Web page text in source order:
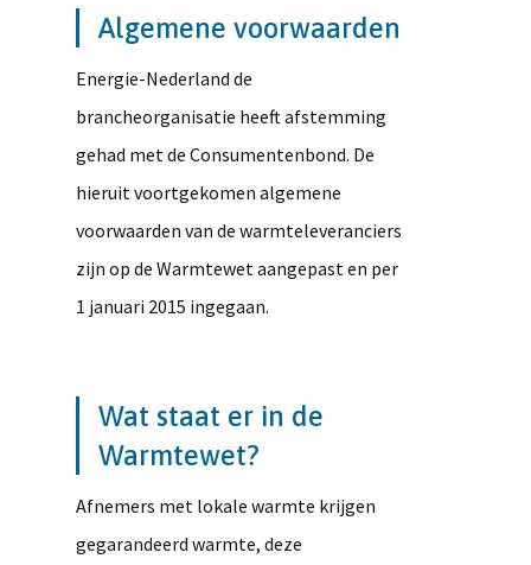
Algemene voorwaarden
Energie-Nederland de
brancheorganisatie heeft afstemming
gehad met de Consumentenbond. De
hieruit voortgekomen algemene
voorwaarden van de warmteleveranciers
zijn op de Warmtewet aangepast en per
1 januari 2015 ingegaan.
Wat staat er in de
Warmtewet?
Afnemers met lokale warmte krijgen
gegarandeerd warmte, deze